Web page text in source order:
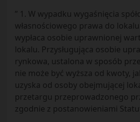
” 1. W wypadku wygaśnięcia
własnościowego prawa do lokalu
wypłaca osobie uprawnionej
lokalu. Przysługująca osobie
rynkowa, ustalona w sposób
nie może być wyższa od kwoty,
uzyska od osoby obejmującej
przetargu przeprowadzonego
zgodnie z postanowieniami